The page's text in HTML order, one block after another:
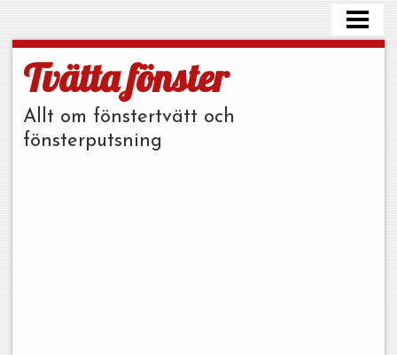
TVÄTTA PLASTFÖNSTER
FÖNSTERPUTS PRIS
Tvätta fönster
Allt om fönstertvätt och
fönsterputsning